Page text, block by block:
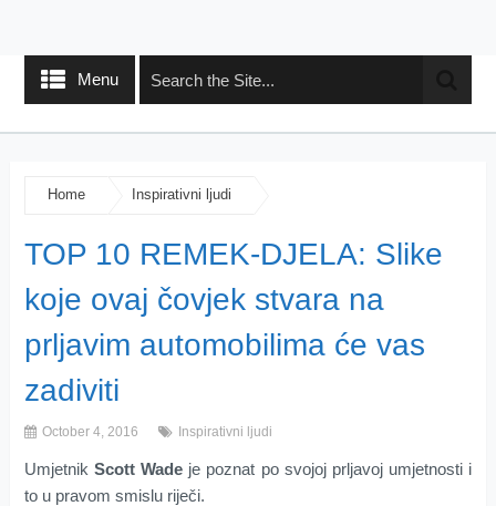
Menu
Home Inspirativni ljudi
TOP 10 REMEK-DJELA: Slike
koje ovaj čovjek stvara na
prljavim automobilima će vas
zadiviti
October 4, 2016 Inspirativni ljudi
Umjetnik Scott Wade je poznat po svojoj prljavoj umjetnosti i
to u pravom smislu riječi.